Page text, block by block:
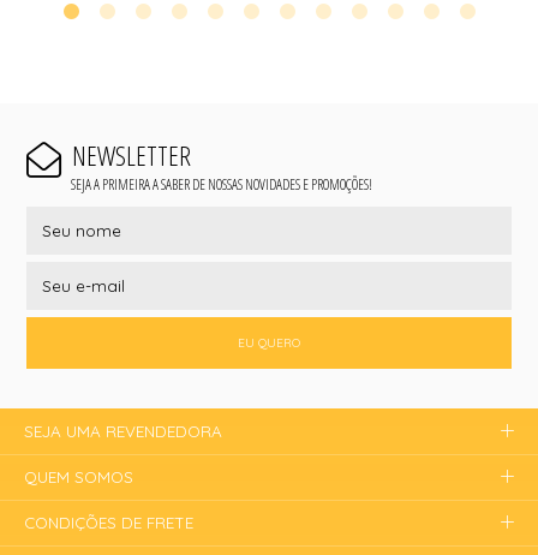
NEWSLETTER
SEJA A PRIMEIRA A SABER DE NOSSAS NOVIDADES E PROMOÇÕES!
EU QUERO
SEJA UMA REVENDEDORA
QUEM SOMOS
CONDIÇÕES DE FRETE